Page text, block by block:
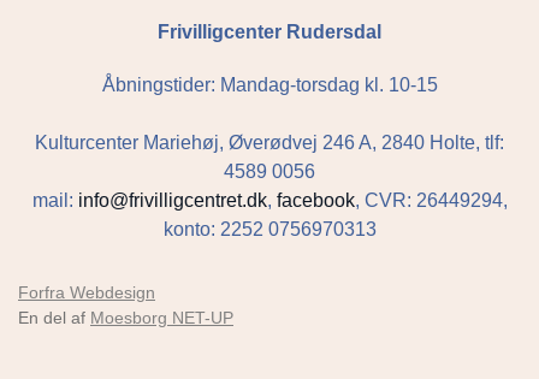
Frivilligcenter Rudersdal
Åbningstider: Mandag-torsdag kl. 10-15
Kulturcenter Mariehøj, Øverødvej 246 A, 2840 Holte, tlf:
4589 0056
mail: info@frivilligcentret.dk, facebook, CVR: 26449294,
konto: 2252 0756970313
Forfra Webdesign
En del af Moesborg NET-UP